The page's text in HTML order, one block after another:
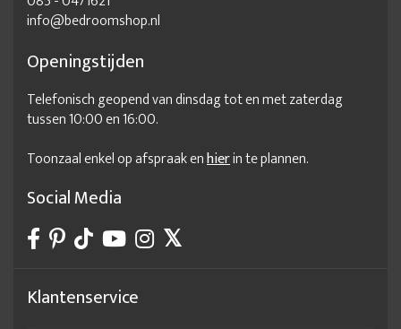
info@bedroomshop.nl
Openingstijden
Telefonisch geopend van dinsdag tot en met zaterdag
tussen 10:00 en 16:00.
Toonzaal enkel op afspraak enhierin te plannen.
Social Media
Klantenservice